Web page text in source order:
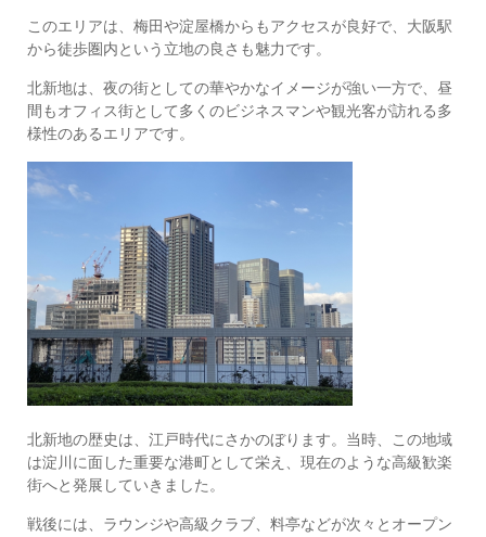
このエリアは、梅田や淀屋橋からもアクセスが良好で、大阪駅
から徒歩圏内という立地の良さも魅力です。
北新地は、夜の街としての華やかなイメージが強い一方で、昼
間もオフィス街として多くのビジネスマンや観光客が訪れる多
様性のあるエリアです。
北新地の歴史は、江戸時代にさかのぼります。当時、この地域
は淀川に面した重要な港町として栄え、現在のような高級歓楽
街へと発展していきました。
戦後には、ラウンジや高級クラブ、料亭などが次々とオープン